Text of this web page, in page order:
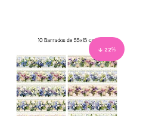
22%